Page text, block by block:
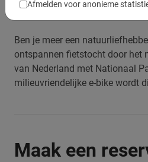
Afmelden voor anonieme
milieuvriendelijke manier heb je
Ben je meer een
ontspannen fietstocht door het
van Nederland met Nationaal
milieuvriendelijke e-bike wordt
Maak een